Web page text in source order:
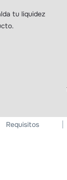
tu liquidez
Requisitos